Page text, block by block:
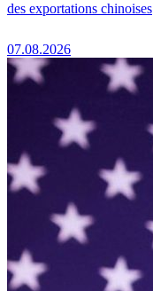
des exportations chinoises
07.08.2026